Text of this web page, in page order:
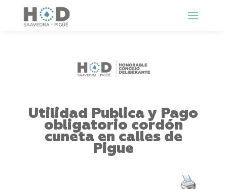
Utilidad Publica y Pago
obligatorio cordón
cuneta en calles de
Pigue